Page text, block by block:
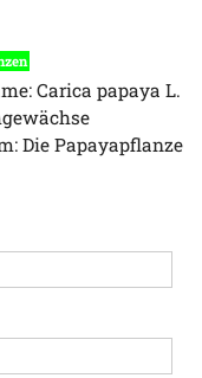
Carica papaya L.
Die Papayapflanze